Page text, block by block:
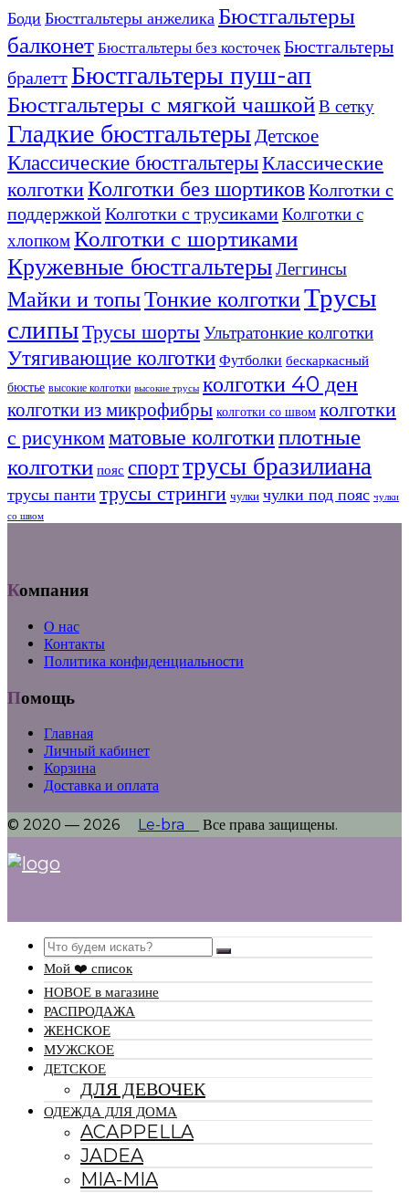
товара.
Боди Бюстгальтеры анжеликаБюстгальтеры
балконет Бюстгальтеры без косточек Бюстгальтеры
бралеттБюстгальтеры пуш-ап
Бюстгальтеры с мягкой чашкойВ сетку
Гладкие бюстгальтерыДетское
Классические бюстгальтерыКлассические
колготкиКолготки без шортиковКолготки с
поддержкойКолготки с трусикамиКолготки с
хлопкомКолготки с шортиками
Кружевные бюстгальтерыЛеггинсы
Майки и топыТонкие колготкиТрусы
слипыТрусы шортыУльтратонкие колготки
Утягивающие колготки Футболки бескаркасный
бюстье высокие колготки высокие трусы колготки 40 ден
колготки из микрофибры колготки со швом колготки
с рисункомматовые колготкиплотные
колготки пояс спорттрусы бразилиана
трусы панти трусы стринги чулки чулки под пояс чулки
со швом
Компания
О нас
Контакты
Политика конфиденциальности
Помощь
Главная
Личный кабинет
Корзина
Доставка и оплата
© 2020 — 2026 Le-bra Все права защищены.
Search
Мой ❤️ список
НОВОЕ в магазине
РАСПРОДАЖА
ЖЕНСКОЕ
МУЖСКОЕ
ДЕТСКОЕ
ДЛЯ ДЕВОЧЕК
ОДЕЖДА ДЛЯ ДОМА
ACAPPELLA
JADEA
MIA-MIA